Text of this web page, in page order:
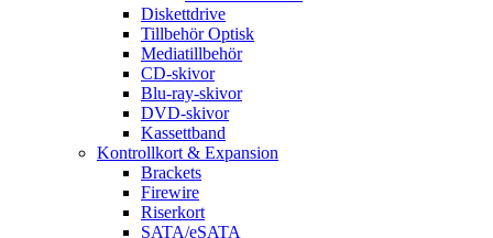
Diskettdrive
Tillbehör Optisk
Mediatillbehör
CD-skivor
Blu-ray-skivor
DVD-skivor
Kassettband
Kontrollkort & Expansion
Brackets
Firewire
Riserkort
SATA/eSATA